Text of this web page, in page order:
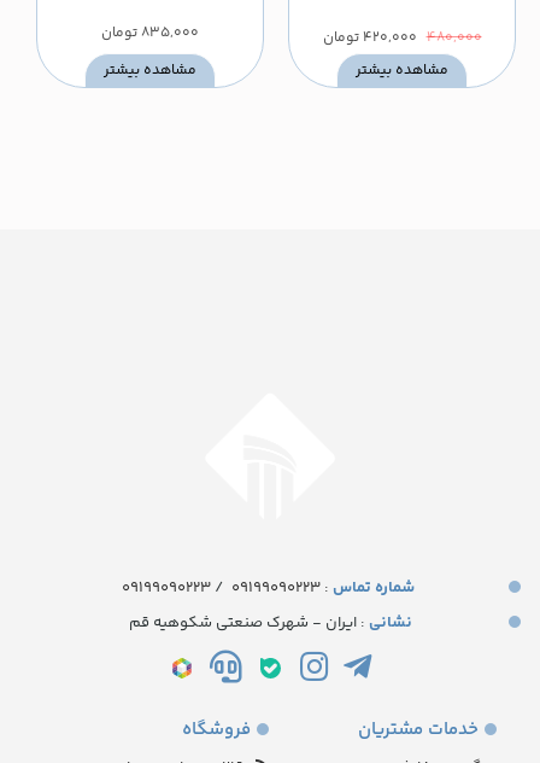
480,000
420,000تومان
مشاهده بیشتر
835,000 تومان
مشاهده بیشتر
شماره تماس‌ : ۰۹۱۹۹۰۹۰۲۲۳ /
09199090223
نشانی : ایران - شهرک صنعتی شکوهیه قم
خدمات مشتریان فروشگاه